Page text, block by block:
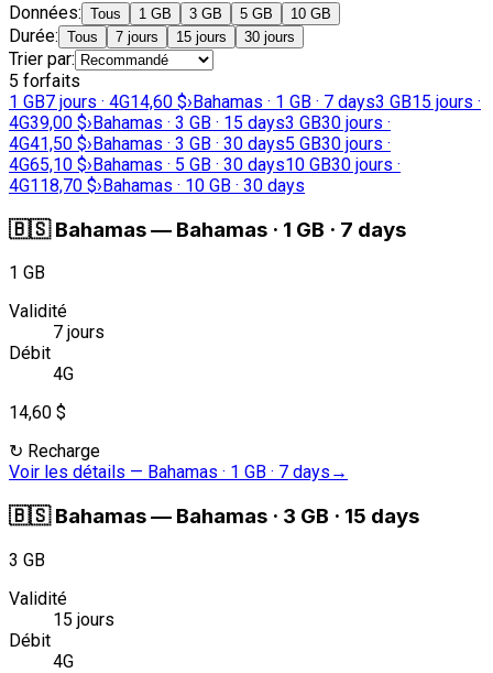
Données: Tous 1 GB 3 GB 5 GB 10 GB
Durée: Tous 7 jours 15 jours 30 jours
Trier par:
5 forfaits
1 GB7 jours · 4G14,60 $›Bahamas · 1 GB · 7 days3 GB15 jours ·
4G39,00 $›Bahamas · 3 GB · 15 days3 GB30 jours ·
4G41,50 $›Bahamas · 3 GB · 30 days5 GB30 jours ·
4G65,10 $›Bahamas · 5 GB · 30 days10 GB30 jours ·
4G118,70 $›Bahamas · 10 GB · 30 days
🇧🇸 Bahamas— Bahamas · 1 GB · 7 days
1 GB
Validité
7 jours
Débit
4G
14,60 $
↻ Recharge
Voir les détails — Bahamas · 1 GB · 7 days →
🇧🇸 Bahamas— Bahamas · 3 GB · 15 days
3 GB
Validité
15 jours
Débit
4G